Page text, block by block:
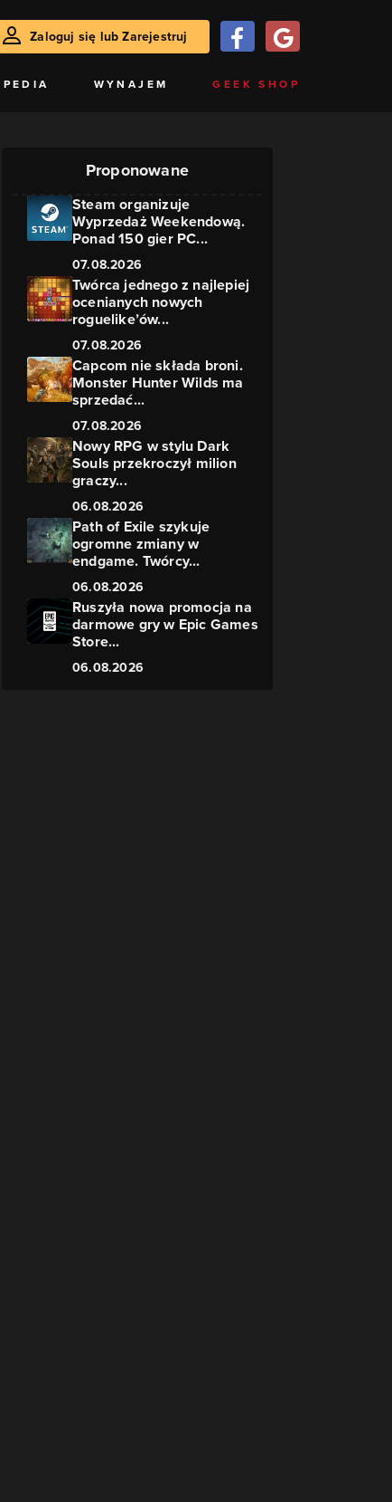
Zaloguj się lub Zarejestruj
WYNAJEM GEEK SHOP
Proponowane
Steam organizuje
Wyprzedaż Weekendową.
Ponad 150 gier PC...
07.08.2026
Twórca jednego z najlepiej
ocenianych nowych
roguelike’ów...
07.08.2026
Capcom nie składa broni.
Monster Hunter Wilds ma
sprzedać...
07.08.2026
Nowy RPG w stylu Dark
Souls przekroczył milion
graczy...
06.08.2026
Path of Exile szykuje
ogromne zmiany w
endgame. Twórcy...
06.08.2026
Ruszyła nowa promocja na
darmowe gry w Epic Games
Store...
06.08.2026